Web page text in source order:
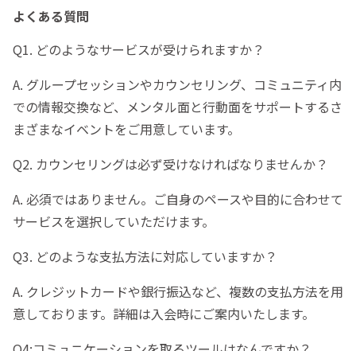
よくある質問
Q1. どのようなサービスが受けられますか？
A. グループセッションやカウンセリング、コミュニティ内
での情報交換など、メンタル面と行動面をサポートするさ
まざまなイベントをご用意しています。
Q2. カウンセリングは必ず受けなければなりませんか？
A. 必須ではありません。ご自身のペースや目的に合わせて
サービスを選択していただけます。
Q3. どのような支払方法に対応していますか？
A. クレジットカードや銀行振込など、複数の支払方法を用
意しております。詳細は入会時にご案内いたします。